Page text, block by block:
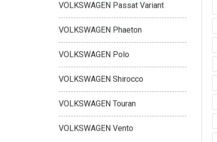
VOLKSWAGEN Passat Variant
VOLKSWAGEN Phaeton
VOLKSWAGEN Polo
VOLKSWAGEN Shirocco
VOLKSWAGEN Touran
VOLKSWAGEN Vento